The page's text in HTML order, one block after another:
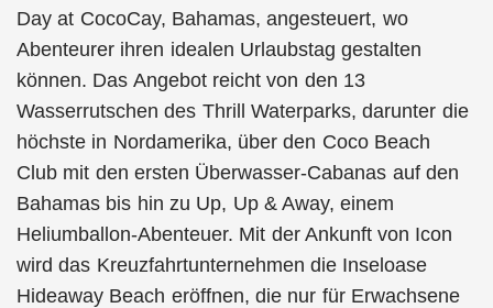
Day at CocoCay, Bahamas, angesteuert, wo
Abenteurer ihren idealen Urlaubstag gestalten
können. Das Angebot reicht von den 13
Wasserrutschen des Thrill Waterparks, darunter die
höchste in Nordamerika, über den Coco Beach
Club mit den ersten Überwasser-Cabanas auf den
Bahamas bis hin zu Up, Up & Away, einem
Heliumballon-Abenteuer. Mit der Ankunft von Icon
wird das Kreuzfahrtunternehmen die Inseloase
Hideaway Beach eröffnen, die nur für Erwachsene